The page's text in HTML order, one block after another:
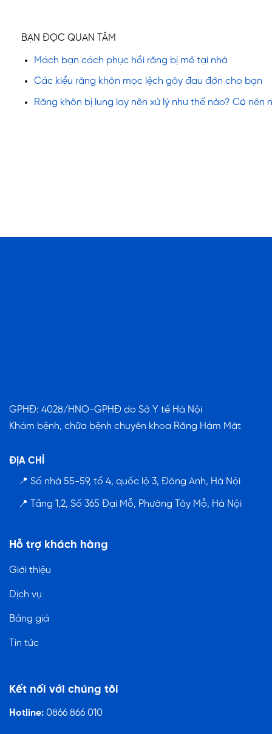
BẠN ĐỌC QUAN TÂM
Mách bạn cách phục hồi răng bị mẻ tại nhà
Các kiểu răng khôn mọc lệch gây đau đớn cho bạn
Răng khôn bị lung lay nên xử lý như thế nào? Có nên
GPHĐ: 4028/HNO-GPHĐ do Sở Y tế Hà Nội
Khám bệnh, chữa bệnh chuyên khoa Răng Hàm Mặt
ĐỊA CHỈ
📍 Số nhà 55-59, tổ 4, quốc lộ 3, Đông Anh, Hà Nội
📍 Tầng 1,2, Số 365 Đại Mỗ, Phường Tây Mỗ, Hà Nội
Hỗ trợ khách hàng
Giới thiệu
Dịch vụ
Bảng giá
Tin tức
Kết nối với chúng tôi
Hotline: 0866 866 010